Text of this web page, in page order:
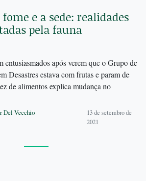
e a sede: realidades
pela fauna
entusiasmados após verem que o Grupo de
Desastres estava com frutas e param de
de alimentos explica mudança no
Del Vecchio
13 de setembro de
2021